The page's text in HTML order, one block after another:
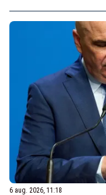
6 aug. 2026, 11:18